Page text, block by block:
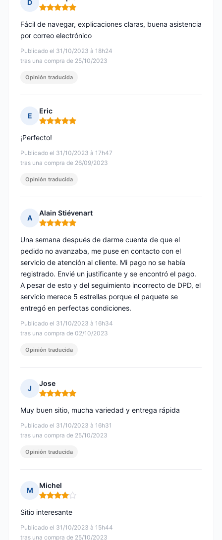
D
Nota: 5 de 5
Publicado el 31/10/2023 à 18h24
tras una compra de 25/10/2023
Fácil de navegar, explicaciones claras, buena asistencia
por correo electrónico
Opinión traducida
E
Eric
Nota: 5 de 5
Publicado el 31/10/2023 à 17h47
tras una compra de 26/09/2023
¡Perfecto!
Opinión traducida
A
Alain Stiévenart
Nota: 5 de 5
Publicado el 31/10/2023 à 16h34
tras una compra de 02/10/2023
Una semana después de darme cuenta de que el
pedido no avanzaba, me puse en contacto con el
servicio de atención al cliente. Mi pago no se había
registrado. Envié un justificante y se encontró el pago.
A pesar de esto y del seguimiento incorrecto de DPD, el
servicio merece 5 estrellas porque el paquete se
entregó en perfectas condiciones.
Opinión traducida
J
Jose
Nota: 5 de 5
Publicado el 31/10/2023 à 16h31
tras una compra de 25/10/2023
Muy buen sitio, mucha variedad y entrega rápida
Opinión traducida
M
Michel
Nota: 4 de 5
Publicado el 31/10/2023 à 15h44
tras una compra de 25/10/2023
Sitio interesante